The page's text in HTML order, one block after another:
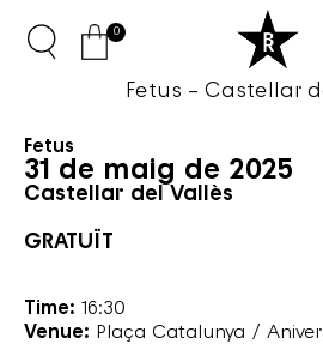
Fetus – Castellar
0
Fetus
31 de maig de 2025
Castellar del Vallès
GRATUÏT
Time: 16:30
Venue: Plaça Catalunya /